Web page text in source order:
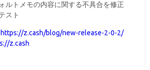
ルトメモの内容に関する不具合を修正
スト
https://z.cash/blog/new-release-2-0-2/
z.cash